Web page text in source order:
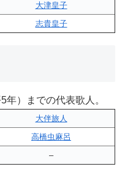
大津皇子
志貴皇子
）までの代表歌人。
大伴旅人
高橋虫麻呂
–